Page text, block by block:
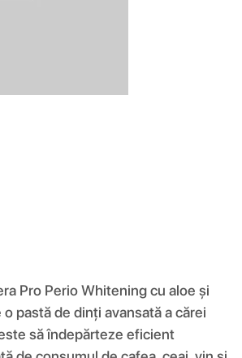
Pro Perio Whitening cu aloe și
pastă de dinți avansată a cărei
să îndepărteze eficient